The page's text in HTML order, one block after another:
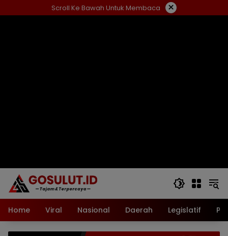
ke
Scroll Ke Bawah Untuk Membaca ×
Home Viral Nasional Daerah Legislatif